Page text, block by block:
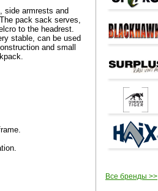
Все бренды >>
side armrests and
pack sack serves,
to the headrest.
stable, can be used
and small